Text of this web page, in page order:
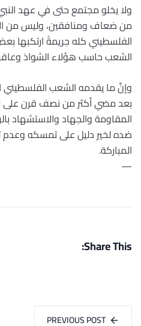
ولا يخلو مجتمع حتى في عهد
من ضعاف ومنافقين، وليس من
الفلسطيني كله جريمةً ارتكبها
الشعب حاسب هؤلاء الشواذ
وإنَّ ما يقدمه الشعب
بعد مضي أكثر من نصف قرن على
المقاومة والجهاد والاستشهاد
ضده لخير دليل على تمسكه وعدم
المباركة.
—
Share This:
PREVIOUS POST